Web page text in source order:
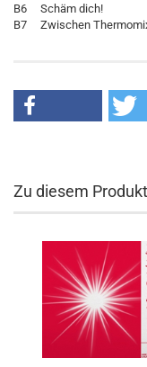
B6 Schäm dich!
B7 Zwischen Thermomix
Zu diesem